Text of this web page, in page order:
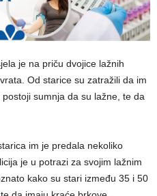
je na priču dvojice lažnih
Od starice su zatražili da im
sumnja da su lažne, te da
im je predala nekoliko
je u potrazi za svojim lažnim
kako su stari između 35 i 50